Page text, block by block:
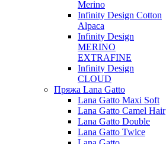
Merino
Infinity Design Cotton
Alpaca
Infinity Design
MERINO
EXTRAFINE
Infinity Design
CLOUD
Пряжа Lana Gatto
Lana Gatto Maxi Soft
Lana Gatto Camel Hair
Lana Gatto Double
Lana Gatto Twice